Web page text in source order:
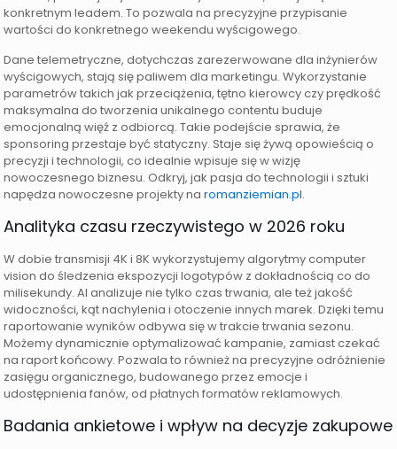
konkretnym leadem. To pozwala na precyzyjne przypisanie
wartości do konkretnego weekendu wyścigowego.
Dane telemetryczne, dotychczas zarezerwowane dla inżynierów
wyścigowych, stają się paliwem dla marketingu. Wykorzystanie
parametrów takich jak przeciążenia, tętno kierowcy czy prędkość
maksymalna do tworzenia unikalnego contentu buduje
emocjonalną więź z odbiorcą. Takie podejście sprawia, że
sponsoring przestaje być statyczny. Staje się żywą opowieścią o
precyzji i technologii, co idealnie wpisuje się w wizję
nowoczesnego biznesu. Odkryj, jak pasja do technologii i sztuki
napędza nowoczesne projekty naromanziemian.pl.
Analityka czasu rzeczywistego w 2026 roku
W dobie transmisji 4K i 8K wykorzystujemy algorytmy computer
vision do śledzenia ekspozycji logotypów z dokładnością co do
milisekundy. AI analizuje nie tylko czas trwania, ale też jakość
widoczności, kąt nachylenia i otoczenie innych marek. Dzięki temu
raportowanie wyników odbywa się w trakcie trwania sezonu.
Możemy dynamicznie optymalizować kampanie, zamiast czekać
na raport końcowy. Pozwala to również na precyzyjne odróżnienie
zasięgu organicznego, budowanego przez emocje i
udostępnienia fanów, od płatnych formatów reklamowych.
Badania ankietowe i wpływ na decyzje zakupowe